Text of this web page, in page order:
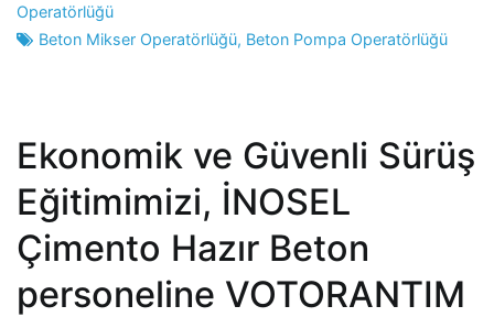
Operatörlüğü
Beton Mikser Operatörlüğü, Beton Pompa Operatörlüğü
Ekonomik ve Güvenli Sürüş
Eğitimimizi, İNOSEL
Çimento Hazır Beton
personeline VOTORANTIM